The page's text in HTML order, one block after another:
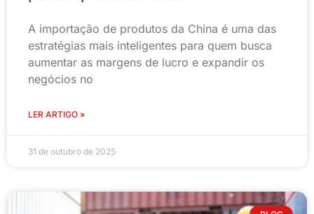
A importação de produtos da China é uma das
estratégias mais inteligentes para quem busca
aumentar as margens de lucro e expandir os
negócios no
LER ARTIGO »
31 de outubro de 2025